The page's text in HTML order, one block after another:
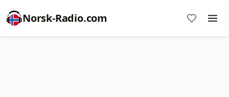
Norsk-Radio.com